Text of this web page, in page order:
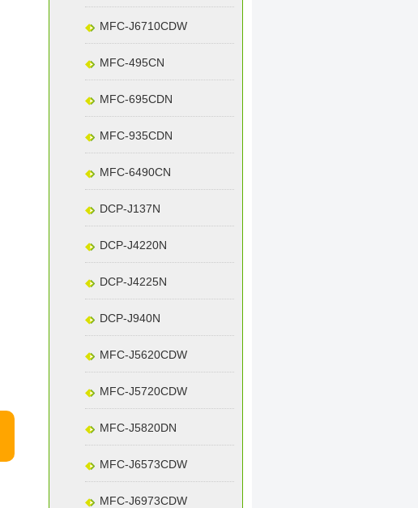
MFC-J6710CDW
MFC-495CN
MFC-695CDN
MFC-935CDN
MFC-6490CN
DCP-J137N
DCP-J4220N
DCP-J4225N
DCP-J940N
MFC-J5620CDW
MFC-J5720CDW
MFC-J5820DN
MFC-J6573CDW
MFC-J6973CDW